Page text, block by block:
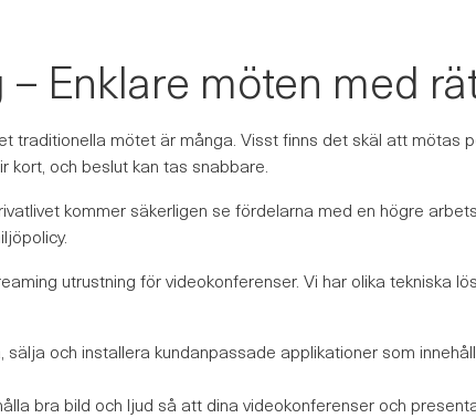
Enklare möten med
traditionella mötet är många. Visst finns det skäl att mötas
och beslut kan tas snabbare.
kommer säkerligen se fördelarna med en högre
utrustning för videokonferenser. Vi har olika tekniska
och installera kundanpassade applikationer som
bra bild och ljud så att dina videokonferenser och